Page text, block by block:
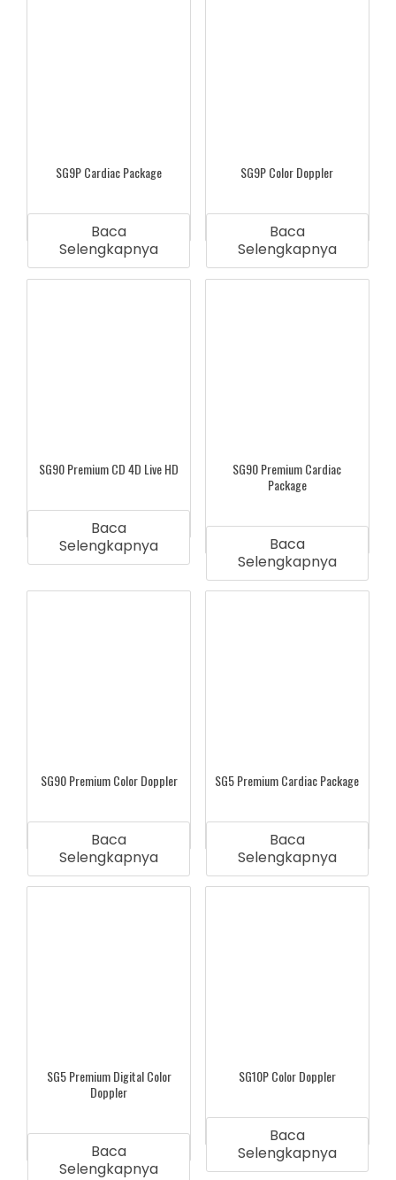
SG9P Cardiac Package
Baca
Selengkapnya
SG9P Color Doppler
Baca
Selengkapnya
SG90 Premium CD 4D Live HD
Baca
Selengkapnya
SG90 Premium Cardiac
Package
Baca
Selengkapnya
SG90 Premium Color Doppler
Baca
Selengkapnya
SG5 Premium Cardiac Package
Baca
Selengkapnya
SG5 Premium Digital Color
Doppler
Baca
Selengkapnya
SG10P Color Doppler
Baca
Selengkapnya